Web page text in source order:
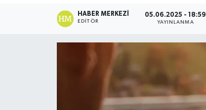
HABER MERKEZI
EDITÖR
05.06.2025 - 18:59
YAYINLANMA
MAGAZİN